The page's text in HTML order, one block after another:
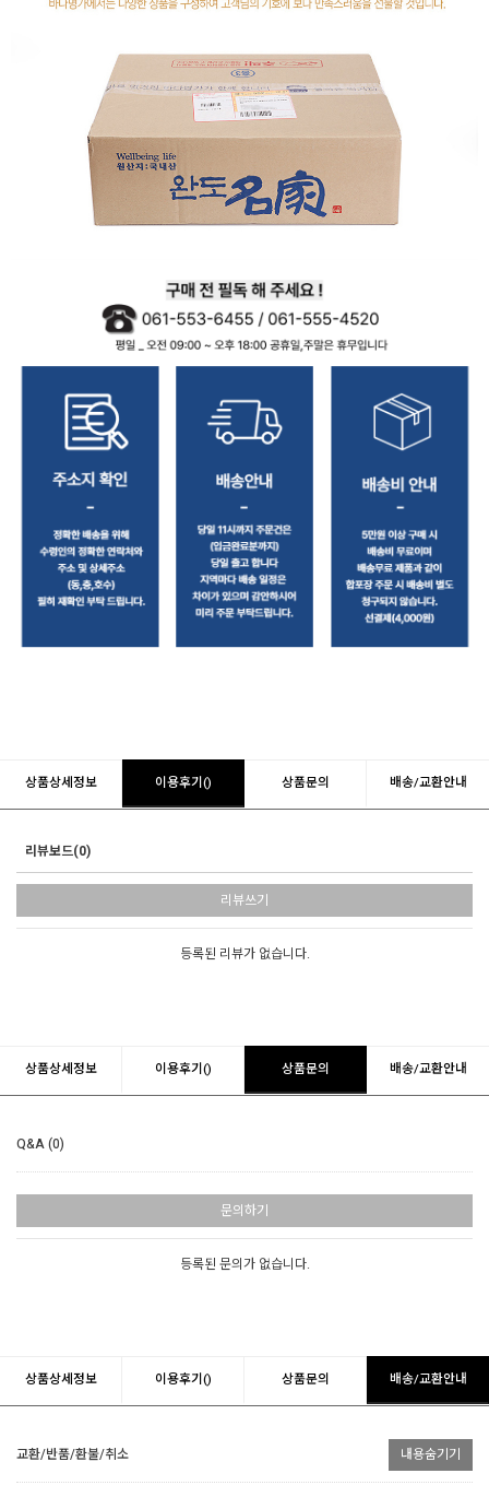
상품상세정보 이용후기() 상품문의 배송/교환안내
리뷰보드(0)
리뷰쓰기
등록된 리뷰가 없습니다.
상품상세정보 이용후기() 상품문의 배송/교환안내
Q&A (0)
문의하기
등록된 문의가 없습니다.
상품상세정보 이용후기() 상품문의 배송/교환안내
교환/반품/환불/취소 내용숨기기